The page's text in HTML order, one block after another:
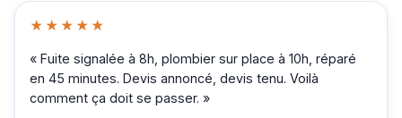
★★★★★
« Fuite signalée à 8h, plombier sur place à 10h, réparé
en 45 minutes. Devis annoncé, devis tenu. Voilà
comment ça doit se passer. »